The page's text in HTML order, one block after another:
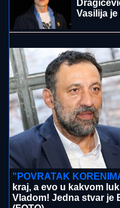
CECA STIGLA U CRNU
aerodrom, sačekao je
skršiću se" (VIDEO)
"HTEO
ZA
kroz
decu"
Vladimira